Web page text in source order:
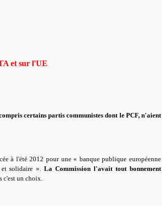
et sur l'UE
certains partis communistes dont le PCF, n'aient
à l'été 2012 pour une « banque publique européenne
et solidaire ».La Commission l'avait tout bonnement
c'est un choix.